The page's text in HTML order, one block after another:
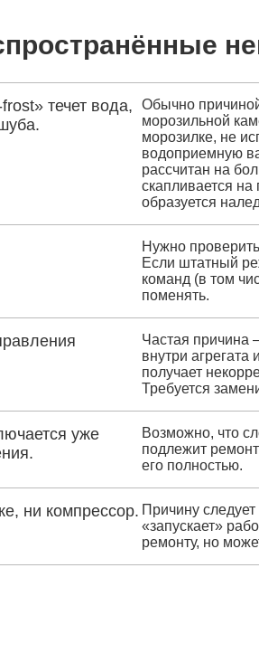
течет вода,
Обычно
морозильной
морозилке, не
водоприемную
рассчитан на
скапливается на
образуется
Нужно
Если штатный
команд (в том
поменять.
Частая причина
внутри
получает
Требуется
уже
Возможно, что
подлежит
его полностью.
ни компрессор. Причину
«запускает»
ремонту, но